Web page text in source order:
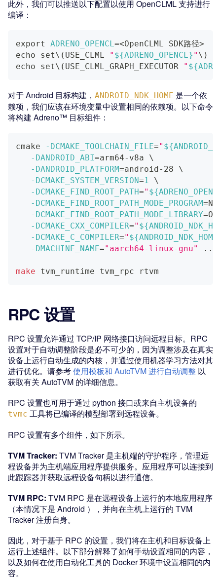
此外，我们可以推送以下配置以使用 OpenCLML 支持进行
编译：
export ADRENO_OPENCL =<OpenCLML SDK路径>
echo set\ ( USE_CLML " ${ADRENO_OPENCL} " \ )
echo set\ ( USE_CLML_GRAPH_EXECUTOR "
对于 Android 目标构建， ANDROID_NDK_HOME 是一个依
赖项，我们应该在环境变量中设置相同的依赖项。以下命令
将构建 Adreno™ 目标组件：
cmake -DCMAKE_TOOLCHAIN_FILE="
-DANDROID_ABI=arm64-v8a \
-DANDROID_PLATFORM=android-28 \
-DCMAKE_SYSTEM_VERSION=1
\
-DCMAKE_FIND_ROOT_PATH="
-DCMAKE_FIND_ROOT_PATH_MODE_PROGRAM=
-DCMAKE_FIND_ROOT_PATH_MODE_LIBRARY=
-DCMAKE_CXX_COMPILER="
-DCMAKE_C_COMPILER="
-DMACHINE_NAME="aarch64-linux-gnu" ..
make tvm_runtime tvm_rpc rtvm
RPC 设置
RPC 设置允许通过 TCP/IP 网络接口访问远程目标。RPC
设置对于自动调整阶段是必不可少的，因为调整涉及在真实
设备上运行自动生成的内核，并通过使用机器学习方法对其
进行优化。请参考使用模板和 AutoTVM 进行自动调整 以
获取有关 AutoTVM 的详细信息。
RPC 设置也可用于通过 python 接口或来自主机设备的
tvmc 工具将已编译的模型部署到远程设备。
RPC 设置有多个组件，如下所示。
TVM Tracker: TVM Tracker 是主机端的守护程序，管理远
程设备并为主机端应用程序提供服务。应用程序可以连接到
此跟踪器并获取远程设备句柄以进行通信。
TVM RPC: TVM RPC 是在远程设备上运行的本地应用程序
（本情况下是 Android ），并向在主机上运行的 TVM
Tracker 注册自身。
因此，对于基于 RPC 的设置，我们将在主机和目标设备上
运行上述组件。以下部分解释了如何手动设置相同的内容，
以及如何在使用自动化工具的 Docker 环境中设置相同的内
容。